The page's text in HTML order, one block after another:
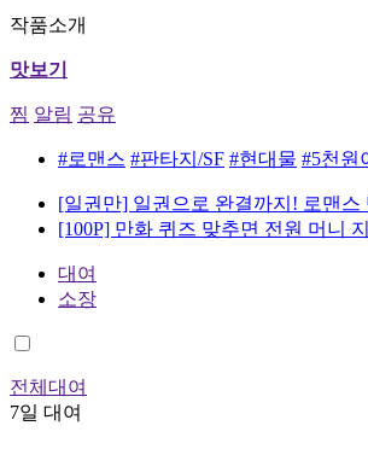
작품소개
맛보기
찜 알림 공유
#로맨스 #판타지/SF #현대물 #5천원
[일권만] 일권으로 완결까지! 로맨스
[100P] 만화 퀴즈 맞추면 전원 머니
대여
소장
전체대여
7일 대여